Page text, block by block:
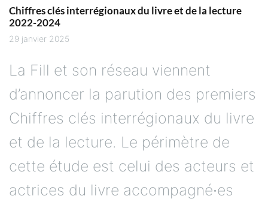
Chiffres clés interrégionaux du livre et de la lecture
2022-2024
29 janvier 2025
La Fill et son réseau viennent
d’annoncer la parution des premiers
Chiffres clés interrégionaux du livre
et de la lecture. Le périmètre de
cette étude est celui des acteurs et
actrices du livre accompagné∙es